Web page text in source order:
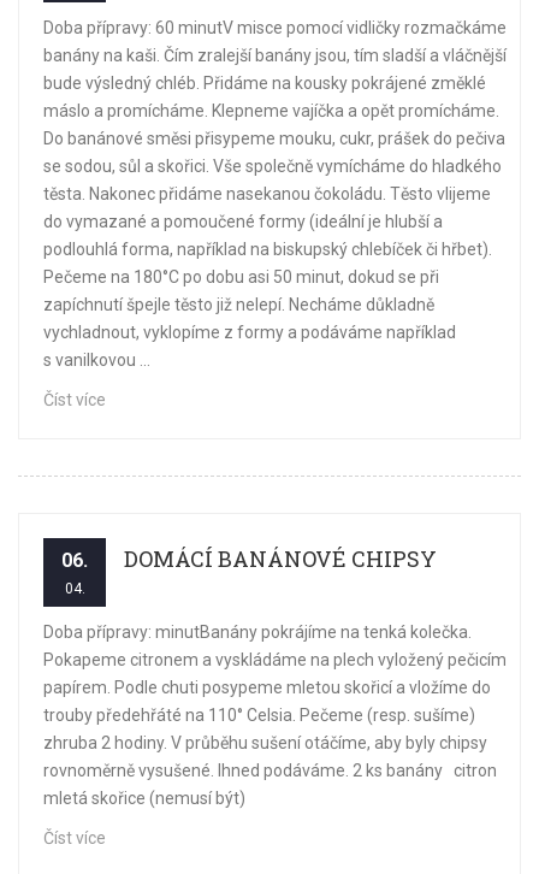
Doba přípravy: 60 minutV misce pomocí vidličky rozmačkáme
banány na kaši. Čím zralejší banány jsou, tím sladší a vláčnější
bude výsledný chléb. Přidáme na kousky pokrájené změklé
máslo a promícháme. Klepneme vajíčka a opět promícháme.
Do banánové směsi přisypeme mouku, cukr, prášek do pečiva
se sodou, sůl a skořici. Vše společně vymícháme do hladkého
těsta. Nakonec přidáme nasekanou čokoládu. Těsto vlijeme
do vymazané a pomoučené formy (ideální je hlubší a
podlouhlá forma, například na biskupský chlebíček či hřbet).
Pečeme na 180°C po dobu asi 50 minut, dokud se při
zapíchnutí špejle těsto již nelepí. Necháme důkladně
vychladnout, vyklopíme z formy a podáváme například
s vanilkovou ...
Číst více
06.
04.
DOMÁCÍ BANÁNOVÉ CHIPSY
Doba přípravy: minutBanány pokrájíme na tenká kolečka.
Pokapeme citronem a vyskládáme na plech vyložený pečicím
papírem. Podle chuti posypeme mletou skořicí a vložíme do
trouby předehřáté na 110° Celsia. Pečeme (resp. sušíme)
zhruba 2 hodiny. V průběhu sušení otáčíme, aby byly chipsy
rovnoměrně vysušené. Ihned podáváme. 2 ks banány citron
mletá skořice (nemusí být)
Číst více